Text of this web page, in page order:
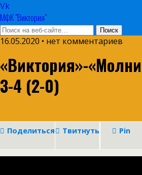
Vk
МФК "Виктория"
16.05.2020 • нет комментариев
«Виктория»-
3-4 (2-0)
Поделиться Твитнуть Pin